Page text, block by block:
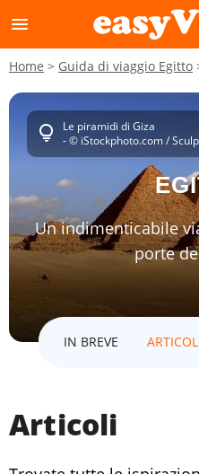
menu
Home Guida di viaggio Egitto
lightbulb
Le piramidi di Giza
- © iStockphoto.com /
Un indimenticabile
porte
IN BREVE
Articoli